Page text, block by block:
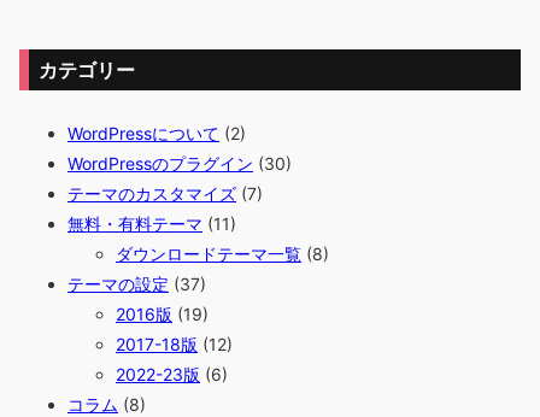
カテゴリー
WordPressについて (2)
WordPressのプラグイン (30)
テーマのカスタマイズ (7)
無料・有料テーマ (11)
ダウンロードテーマ一覧 (8)
テーマの設定 (37)
2016版 (19)
2017-18版 (12)
2022-23版 (6)
コラム (8)